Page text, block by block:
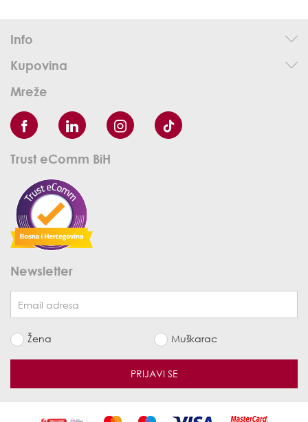
Info
Kupovina
Mreže
Trust eComm BiH
Newsletter
Žena Muškarac
PRIJAVI SE